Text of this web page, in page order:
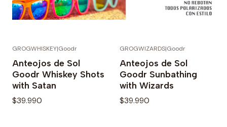
GROGWHISKEY|Goodr
Anteojos de Sol
Goodr Whiskey Shots
with Satan
$39.990
GROGWIZARDS|Goodr
Anteojos de Sol
Goodr Sunbathing
with Wizards
$39.990